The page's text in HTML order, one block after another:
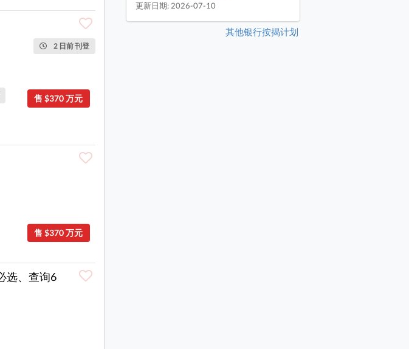
2 日前 刊登
售 $370 万元
售 $370 万元
选、查询6
更新日期: 2026-07-10
其他银行按揭计划